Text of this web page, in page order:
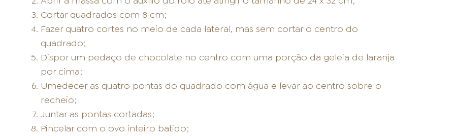
Cortar quadrados com 8 cm;
Fazer quatro cortes no meio de cada lateral, mas sem cortar o centro do
quadrado;
Dispor um pedaço de chocolate no centro com uma porção da geleia de laranja
por cima;
Umedecer as quatro pontas do quadrado com água e levar ao centro sobre o
recheio;
Juntar as pontas cortadas;
Pincelar com o ovo inteiro batido;